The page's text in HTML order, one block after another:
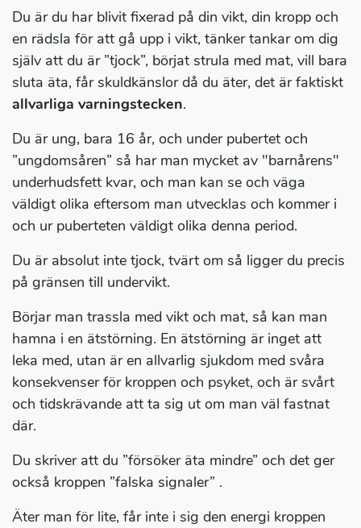
Du är du har blivit fixerad på din vikt, din kropp och
en rädsla för att gå upp i vikt, tänker tankar om dig
själv att du är ”tjock”, börjat strula med mat, vill bara
sluta äta, får skuldkänslor då du äter, det är faktiskt
allvarliga varningstecken.
Du är ung, bara 16 år, och under pubertet och
”ungdomsåren” så har man mycket av "barnårens"
underhudsfett kvar, och man kan se och väga
väldigt olika eftersom man utvecklas och kommer i
och ur puberteten väldigt olika denna period.
Du är absolut inte tjock, tvärt om så ligger du precis
på gränsen till undervikt.
Börjar man trassla med vikt och mat, så kan man
hamna i en ätstörning. En ätstörning är inget att
leka med, utan är en allvarlig sjukdom med svåra
konsekvenser för kroppen och psyket, och är svårt
och tidskrävande att ta sig ut om man väl fastnat
där.
Du skriver att du ”försöker äta mindre” och det ger
också kroppen ”falska signaler” .
Äter man för lite, får inte i sig den energi kroppen